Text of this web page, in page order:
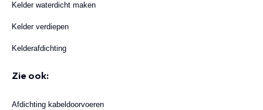
Kelder waterdicht maken
Kelder verdiepen
Kelderafdichting
Zie ook:
Afdichting kabeldoorvoeren